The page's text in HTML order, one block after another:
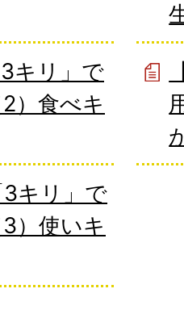
3キリ」で
）食べキ
3キリ」で
）使いキ